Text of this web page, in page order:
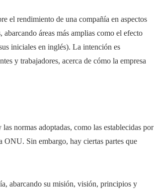
el rendimiento de una compañía en aspectos
áreas más amplias como el efecto
iniciales en inglés). La intención es
y trabajadores, acerca de cómo la empresa
normas adoptadas, como las establecidas por
Sin embargo, hay ciertas partes que
abarcando su misión, visión, principios y